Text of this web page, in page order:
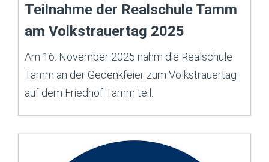
Teilnahme der Realschule Tamm
am Volkstrauertag 2025
Am 16. November 2025 nahm die Realschule
Tamm an der Gedenkfeier zum Volkstrauertag
auf dem Friedhof Tamm teil.